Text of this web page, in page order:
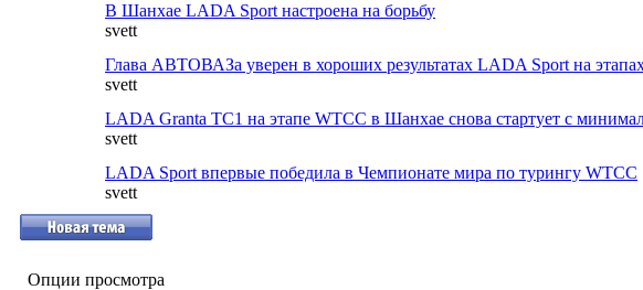
В Шанхае LADA Sport настроена на борьбу
svett
Глава АВТОВАЗа уверен в хороших результатах LADA Sport на
svett
LADA Granta ТС1 на этапе WTCC в Шанхае снова стартует с
svett
LADA Sport впервые победила в Чемпионате мира по турингу WTCC
svett
Опции просмотра